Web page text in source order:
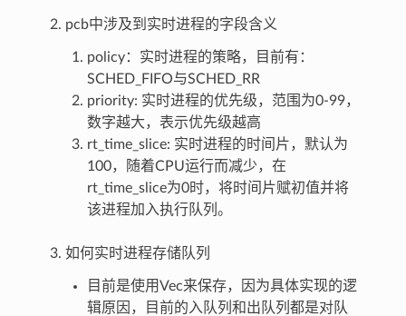
pcb中涉及到实时进程的字段含义
policy：实时进程的策略，目前有：
SCHED_FIFO与SCHED_RR
priority: 实时进程的优先级，范围为0-99，
数字越大，表示优先级越高
rt_time_slice: 实时进程的时间片，默认为
100，随着CPU运行而减少，在
rt_time_slice为0时，将时间片赋初值并将
该进程加入执行队列。
如何实时进程存储队列
目前是使用Vec来保存，因为具体实现的逻
辑原因，目前的入队列和出队列都是对队